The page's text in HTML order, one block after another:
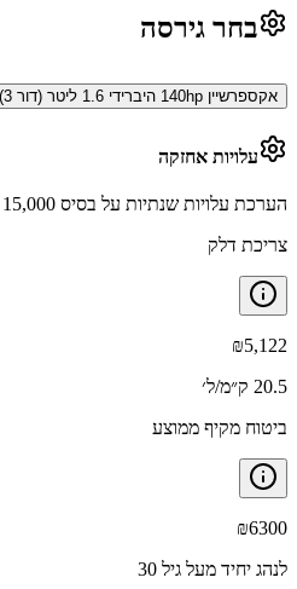
בחר גירסה
אקספרשיין 140hp היברידי 1.6 ליטר (דור 3)
עלויות אחזקה
הערכת עלויות שנתיות על בסיס 15,000 ק״מ בשנה
צריכת דלק
₪5,122
20.5 ק״מ/ל׳
ביטוח מקיף ממוצע
₪6300
לנהג יחיד מעל גיל 30